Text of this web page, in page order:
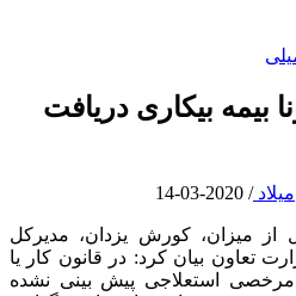
بیمه بیکاری دریافت
میلاد/
2020-03-14
از میزان، کورش یزدان، مدیرکل
تعاون بیان کرد: در قانون کار یا
استعلاجی پیش بینی نشده